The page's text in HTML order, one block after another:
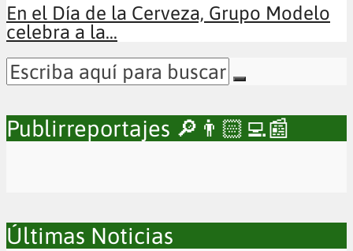
En el Día de la Cerveza, Grupo Modelo
celebra a la...
Publirreportajes 🔎👨🏻‍💻📰
Últimas Noticias